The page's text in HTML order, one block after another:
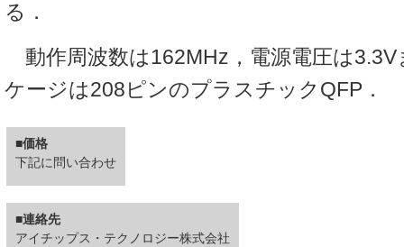
る．
動作周波数は162MHz，電源電圧は3.3V
ケージは208ピンのプラスチックQFP．
■価格
下記に問い合わせ
■連絡先
アイチップス・テクノロジー株式会社